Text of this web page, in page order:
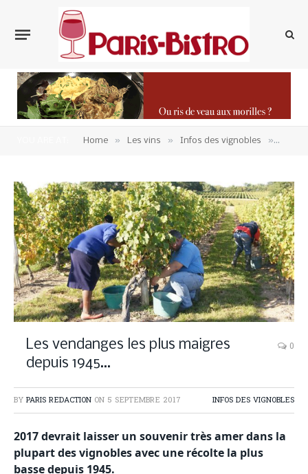
Home » Les vins » Infos des vignobles »
Les vendanges les plus maigres
depuis 1945…
0
BY PARIS REDACTION ON 5 SEPTEMBRE 2017 INFOS DES VIGNOBLES
2017 devrait laisser un souvenir très amer dans la
plupart des vignobles avec une récolte la plus
basse depuis 1945.